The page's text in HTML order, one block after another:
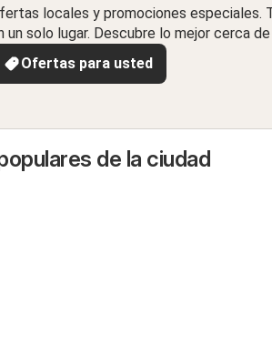
locales y promociones especiales.
un solo lugar. Descubre lo mejor cerca
Ofertas para usted
de la ciudad